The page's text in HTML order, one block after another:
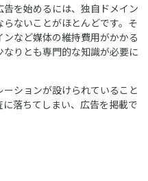
を始めるには、独自ドメイン
ないことがほとんどです。そ
など媒体の維持費用がかかる
りとも専門的な知識が必要に
ションが設けられていること
落ちてしまい、広告を掲載で